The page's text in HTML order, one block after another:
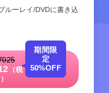
ルーレイ/DVDに書き込
（税
期間限
定
50%OFF